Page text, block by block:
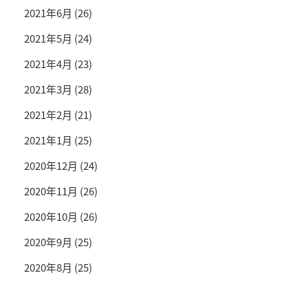
2021年6月 (26)
2021年5月 (24)
2021年4月 (23)
2021年3月 (28)
2021年2月 (21)
2021年1月 (25)
2020年12月 (24)
2020年11月 (26)
2020年10月 (26)
2020年9月 (25)
2020年8月 (25)